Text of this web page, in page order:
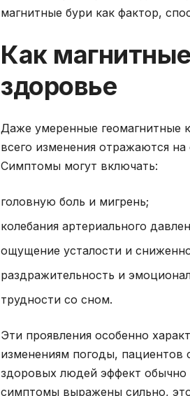
магнитные бури как фактор,
Как
здоровье
Даже умеренные геомагнитные
всего изменения отражаются
Симптомы могут включать:
головную боль и мигрень;
колебания артериального
ощущение усталости и
раздражительность и
трудности со сном.
Эти проявления особенно
изменениям погоды, пациентов
здоровых людей эффект обычно
симптомы выражены сильно,